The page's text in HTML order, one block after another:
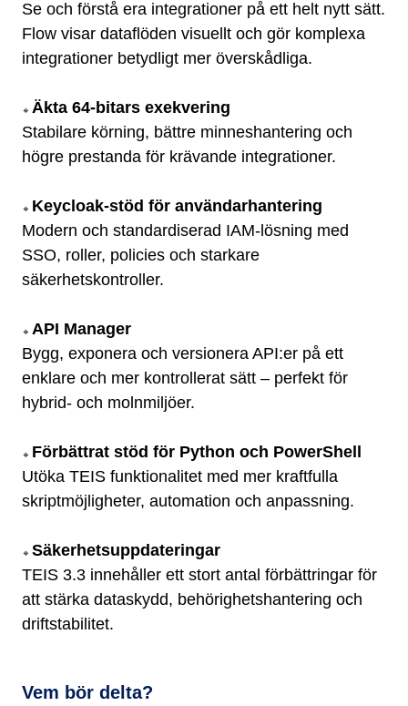
Se och förstå era integrationer på ett helt nytt sätt.
Flow visar dataflöden visuellt och gör komplexa
integrationer betydligt mer överskådliga.
🔹 Äkta 64-bitars exekvering
Stabilare körning, bättre minneshantering och
högre prestanda för krävande integrationer.
🔹 Keycloak-stöd för användarhantering
Modern och standardiserad IAM-lösning med
SSO, roller, policies och starkare
säkerhetskontroller.
🔹 API Manager
Bygg, exponera och versionera API:er på ett
enklare och mer kontrollerat sätt – perfekt för
hybrid- och molnmiljöer.
🔹 Förbättrat stöd för Python och PowerShell
Utöka TEIS funktionalitet med mer kraftfulla
skriptmöjligheter, automation och anpassning.
🔹 Säkerhetsuppdateringar
TEIS 3.3 innehåller ett stort antal förbättringar för
att stärka dataskydd, behörighetshantering och
driftstabilitet.
Vem bör delta?